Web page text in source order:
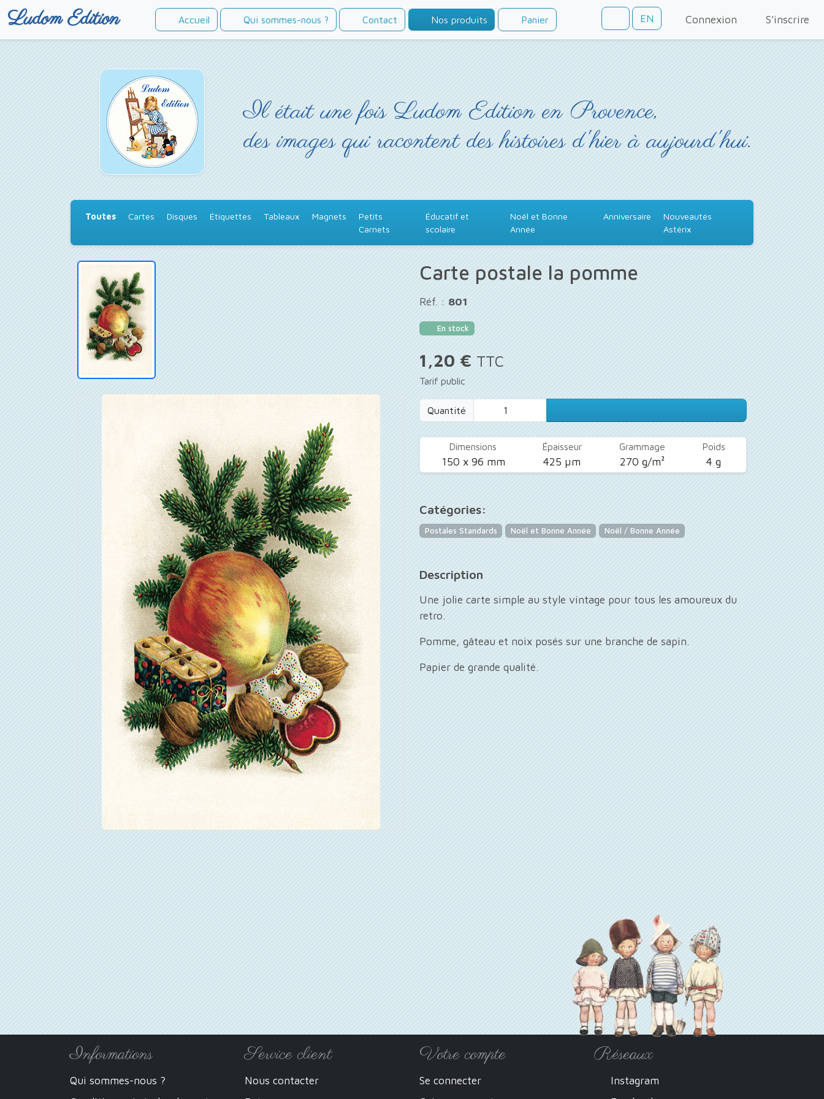
Ludom Edition Accueil Qui sommes-nous ? Contact Nos produits Panier EN Connexion S'inscrire
Il était une fois Ludom Edition en Provence,
des images qui racontent des histoires d'hier à aujourd'hui.
Toutes Cartes Disques Étiquettes Tableaux Magnets
Petits
Carnets
Éducatif et
scolaire
Noël et Bonne
Année
Anniversaire
Nouveautés
Astérix
Carte postale la pomme
Réf. : 801
En stock
1,20 € TTC
Tarif public
Quantité
Dimensions
150 x 96 mm
Épaisseur
425 µm
Grammage
270 g/m²
Poids
4 g
Catégories:
Postales Standards Noël et Bonne Année Noël / Bonne Année
Description
Une jolie carte simple au style vintage pour tous les amoureux du
retro.
Pomme, gâteau et noix posés sur une branche de sapin.
Papier de grande qualité.
Informations
Qui sommes-nous ?
Service client
Nous contacter
Votre compte
Se connecter
Réseaux
Instagram